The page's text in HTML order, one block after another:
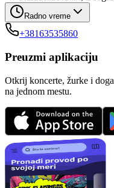
Radno vreme
+38163535860
Preuzmi aplikaciju
Otkrij koncerte, žurke i
na jednom mestu.